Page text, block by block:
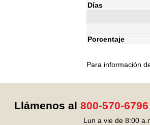
Días
Porcentaje
Para información
Llámenos al 800-570-6796
Lun a vie de 8:00